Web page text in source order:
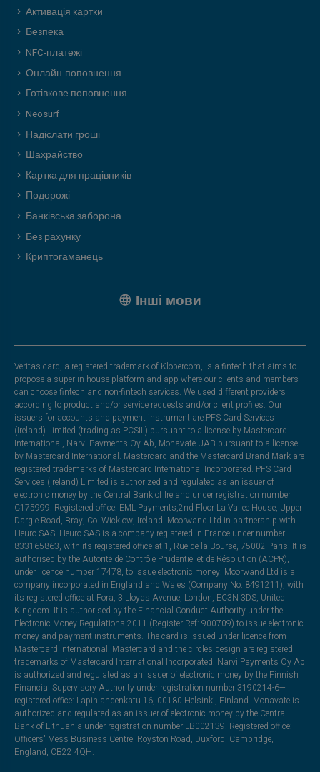
Активація картки
Безпека
NFC-платежі
Онлайн-поповнення
Готівкове поповнення
Neosurf
Надіслати гроші
Шахрайство
Картка для працівників
Подорожі
Банківська заборона
Без рахунку
Криптогаманець
Інші мови
Veritas card, a registered trademark of Klopercom, is a fintech that aims to
propose a super in-house platform and app where our clients and members
can choose fintech and non-fintech services. We used different providers
according to product and/or service requests and/or client profiles. Our
issuers for accounts and payment instrument are PFS Card Services
(Ireland) Limited (trading as PCSIL) pursuant to a license by Mastercard
International, Narvi Payments Oy Ab, Monavate UAB pursuant to a license
by Mastercard International. Mastercard and the Mastercard Brand Mark are
registered trademarks of Mastercard International Incorporated. PFS Card
Services (Ireland) Limited is authorized and regulated as an issuer of
electronic money by the Central Bank of Ireland under registration number
C175999. Registered office: EML Payments,2nd Floor La Vallee House, Upper
Dargle Road, Bray, Co. Wicklow, Ireland. Moorwand Ltd in partnership with
Heuro SAS. Heuro SAS is a company registered in France under number
833165863, with its registered office at 1, Rue de la Bourse, 75002 Paris. It is
authorised by the Autorité de Contrôle Prudentiel et de Résolution (ACPR),
under licence number 17478, to issue electronic money. Moorwand Ltd is a
company incorporated in England and Wales (Company No. 8491211), with
its registered office at Fora, 3 Lloyds Avenue, London, EC3N 3DS, United
Kingdom. It is authorised by the Financial Conduct Authority under the
Electronic Money Regulations 2011 (Register Ref: 900709) to issue electronic
money and payment instruments. The card is issued under licence from
Mastercard International. Mastercard and the circles design are registered
trademarks of Mastercard International Incorporated. Narvi Payments Oy Ab
is authorized and regulated as an issuer of electronic money by the Finnish
Financial Supervisory Authority under registration number 3190214-6—
registered office: Lapinlahdenkatu 16, 00180 Helsinki, Finland. Monavate is
authorized and regulated as an issuer of electronic money by the Central
Bank of Lithuania under registration number LB002139. Registered office:
Officers' Mess Business Centre, Royston Road, Duxford, Cambridge,
England, CB22 4QH.